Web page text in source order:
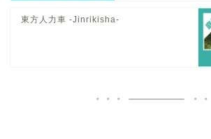
東方人力車 -Jinrikisha-